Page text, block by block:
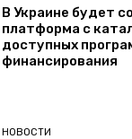
В Украине будет
платформа с
доступных
финансирования
НОВОСТИ